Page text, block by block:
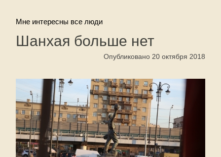
Мне интересны все люди
Шанхая больше нет
Опубликовано 20 октября 2018